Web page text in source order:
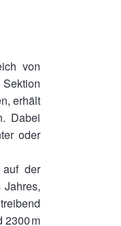
von
erhält
Dabei
oder
der
2300 m